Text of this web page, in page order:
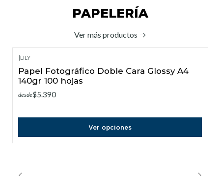
PAPELERÍA
Ver más productos
|LILY
Papel Fotográfico Doble Cara Glossy A4
140gr 100 hojas
desde$5.390
Ver opciones